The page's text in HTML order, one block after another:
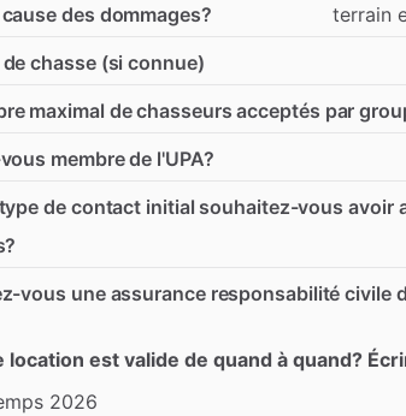
des dommages?
terrain
de chasse (si connue)
maximal de chasseurs acceptés par
membre de l'UPA?
de contact initial souhaitez-vous avoir
vous une assurance responsabilité civile
location est valide de quand à quand?
2026